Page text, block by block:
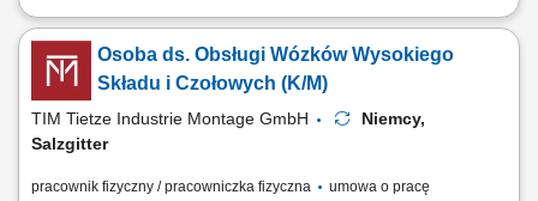
Opis stanowiska: obsługa wózka transportowego lub pojazdu
logistycznego na terenie zakładu, dostarczanie komponentów i
materiałów na linię produkcyjną, realizacja bieżących zadań
magazynowych i logistycznych, dbanie o ciągłość pracy produkcji oraz
terminową realizację zadań,...
Osoba ds. Obsługi Wózków Wysokiego
Składu i Czołowych (K/M)
TIM Tietze Industrie Montage GmbH
Niemcy,
Salzgitter
pracownik fizyczny / pracowniczka fizyczna
umowa o pracę